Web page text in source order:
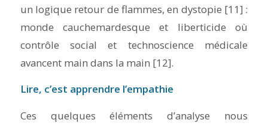
un logique retour de flammes, en dystopie [11] :
monde cauchemardesque et liberticide où
contrôle social et technoscience médicale
avancent main dans la main [12].
Lire, c’est apprendre l’empathie
Ces quelques éléments d’analyse nous